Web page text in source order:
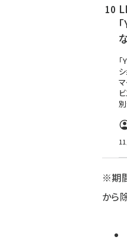
※期
から